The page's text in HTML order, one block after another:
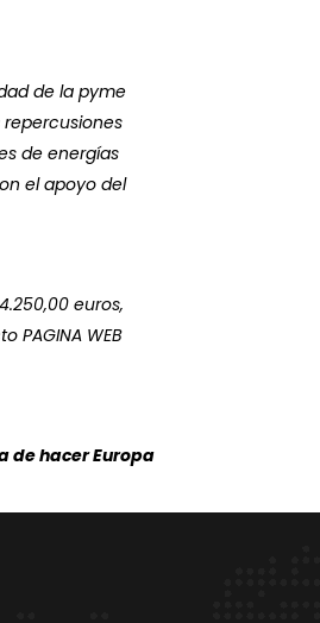
de la pyme
de energías
el apoyo del
euros,
PAGINA WEB
de hacer Europa